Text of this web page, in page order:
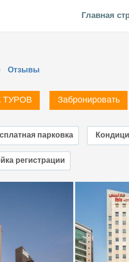
Главная
Отзывы
Забронировать
ТУРОВ
парковка
регистрации